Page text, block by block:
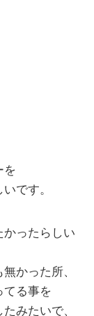
を
です。
かったらしい
かった所、
てる事を
みたいで、